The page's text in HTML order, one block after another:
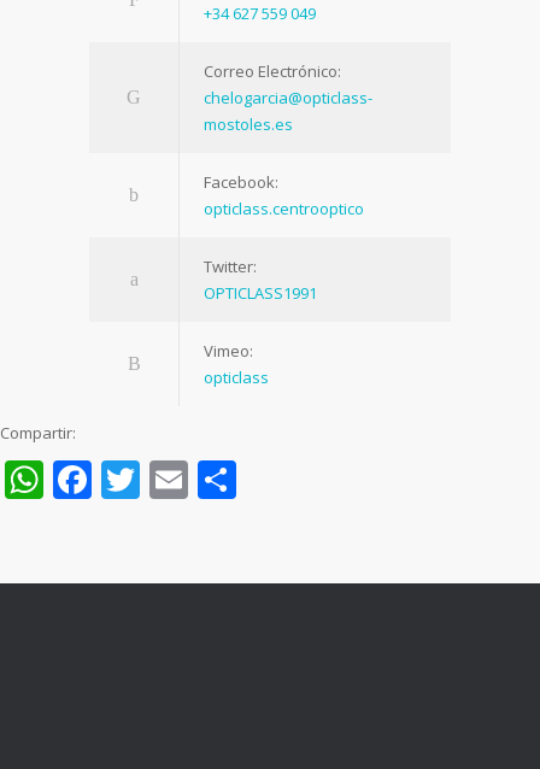
+34 627 559 049
Correo Electrónico:
chelogarcia@opticlass-
mostoles.es
Facebook:
opticlass.centrooptico
Twitter:
OPTICLASS1991
Vimeo:
opticlass
Compartir:
WhatsApp
Facebook
Twitter
Email